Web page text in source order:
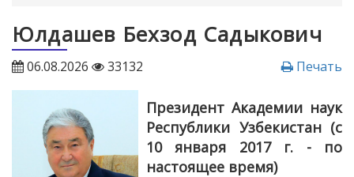
Юлдашев Бехзод Садыкович
06.08.2026 33132 Печать
Президент Академии наук
Республики Узбекистан (с
10 января 2017 г. - по
настоящее время)